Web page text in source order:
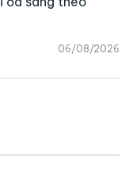
06/08/2026